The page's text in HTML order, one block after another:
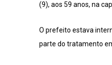
(9), aos 59 anos, na
O prefeito estava
parte do tratamento